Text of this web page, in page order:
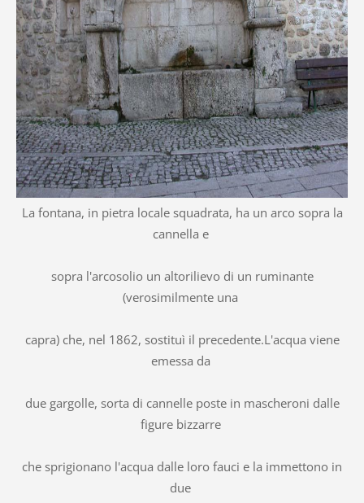
La fontana, in pietra locale squadrata, ha un arco sopra la
cannella e
sopra l'arcosolio un altorilievo di un ruminante
(verosimilmente una
capra) che, nel 1862, sostituì il precedente.L'acqua viene
emessa da
due gargolle, sorta di cannelle poste in mascheroni dalle
figure bizzarre
che sprigionano l'acqua dalle loro fauci e la immettono in
due